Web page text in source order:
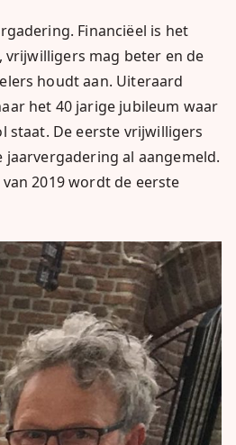
Financiëel is het
vrijwilligers mag beter en de
houdt aan. Uiteraard
het 40 jarige jubileum waar
staat. De eerste vrijwilligers
jaarvergadering al aangemeld.
2019 wordt de eerste